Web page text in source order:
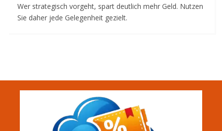
Wer strategisch vorgeht, spart deutlich mehr Geld. Nutzen
Sie daher jede Gelegenheit gezielt.